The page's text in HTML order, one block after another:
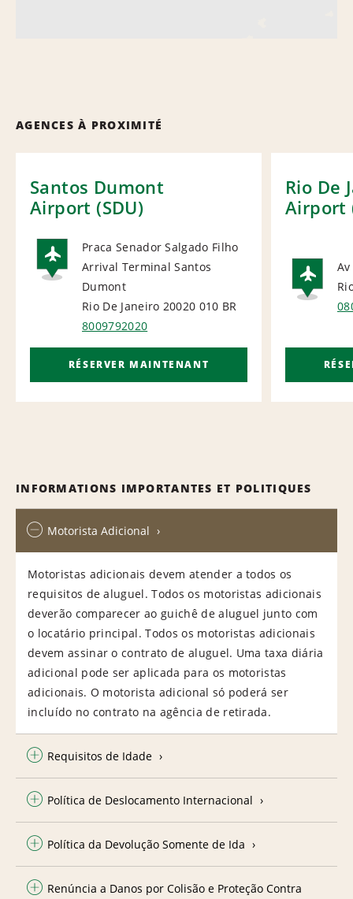
AGENCES À PROXIMITÉ
Santos Dumont
Airport (SDU)
AIRPORT
Praca Senador Salgado Filho
Arrival Terminal Santos
Dumont
Rio De Janeiro 20020 010 BR
8009792020
RÉSERVER MAINTENANT
Rio De
Airport
INFORMATIONS IMPORTANTES ET POLITIQUES
Motorista Adicional
Motoristas adicionais devem atender a todos os
requisitos de aluguel. Todos os motoristas adicionais
deverão comparecer ao guichê de aluguel junto com
o locatário principal. Todos os motoristas adicionais
devem assinar o contrato de aluguel. Uma taxa diária
adicional pode ser aplicada para os motoristas
adicionais. O motorista adicional só poderá ser
incluído no contrato na agência de retirada.
Requisitos de Idade
Política de Deslocamento Internacional
Política da Devolução Somente de Ida
Renúncia a Danos por Colisão e Proteção Contra